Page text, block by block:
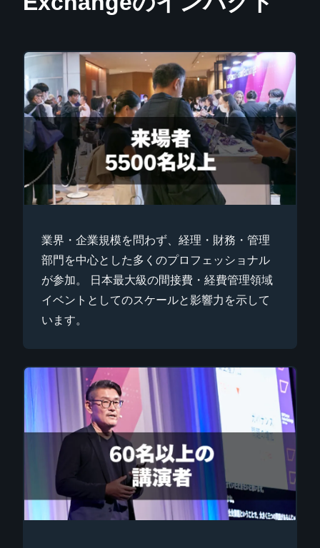
業界・企業規模を問わず、経理・財務・管理
部門を中心とした多くのプロフェッショナル
が参加。 日本最大級の間接費・経費管理領域
イベントとしてのスケールと影響力を示して
います。